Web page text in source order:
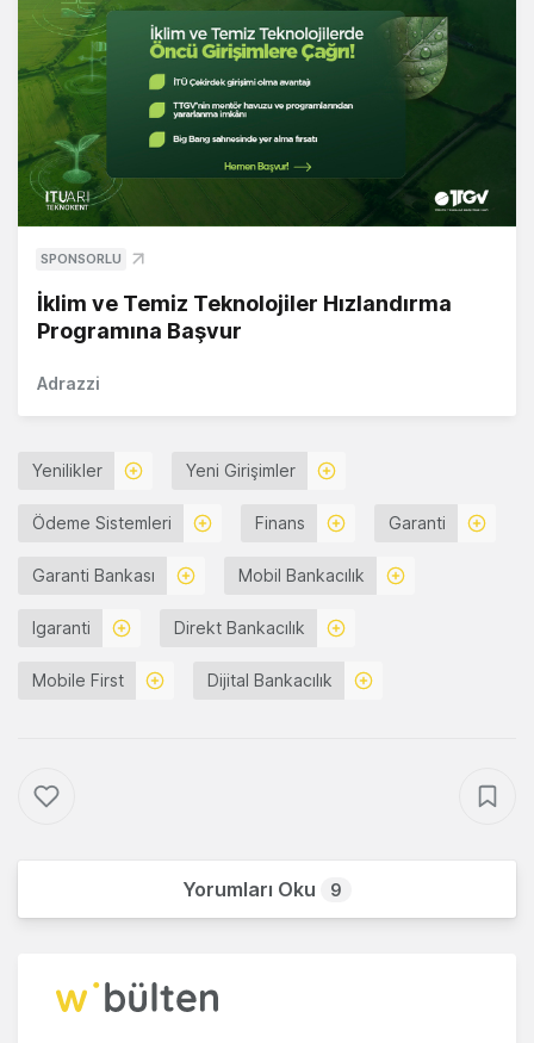
SPONSORLU
İklim ve Temiz Teknolojiler Hızlandırma
Programına Başvur
Adrazzi
Yenilikler Yeni Girişimler
Ödeme Sistemleri Finans Garanti
Garanti Bankası Mobil Bankacılık
Igaranti Direkt Bankacılık
Mobile First Dijital Bankacılık
Yorumları Oku 9